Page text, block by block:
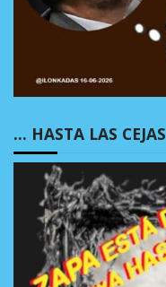
… HASTA LAS CEJAS